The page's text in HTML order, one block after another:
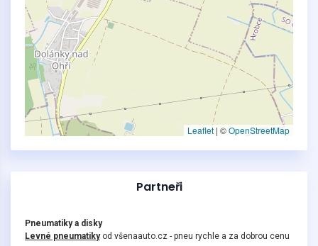
Leaflet | ©OpenStreetMap
Partneři
Pneumatiky a disky
Levné pneumatikyod všenaauto.cz - pneu rychle a za dobrou cenu